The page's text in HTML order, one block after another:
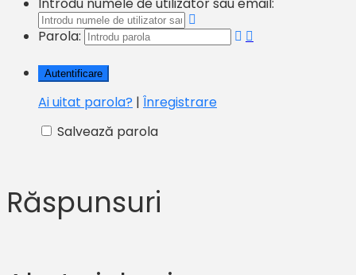
Introdu numele de utilizator sau email:
Parola:
Ai uitat parola? | Înregistrare
Salvează parola
Răspunsuri